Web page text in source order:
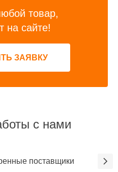
товар,
на сайте!
ЗАЯВКУ
с нами
поставщики